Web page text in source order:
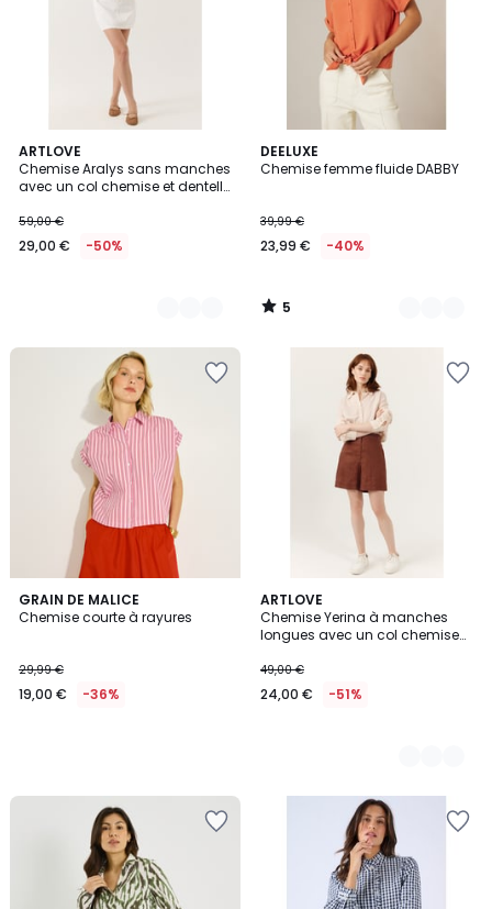
ARTLOVE
Chemise Aralys sans manches
avec un col chemise et dentelle
59,00 €
29,00 € -50%
2
Couleurs
DEELUXE
Chemise femme fluide DABBY
39,99 €
23,99 € -40%
5
/
2
Couleurs
5
/
GRAIN DE MALICE
Chemise courte à rayures
29,99 €
19,00 € -36%
ARTLOVE
Chemise Yerina à manches
longues avec un col chemise
49,00 €
24,00 € -51%
4
Couleurs